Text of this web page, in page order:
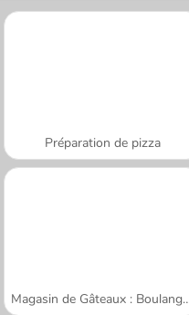
Préparation de pizza
Magasin de